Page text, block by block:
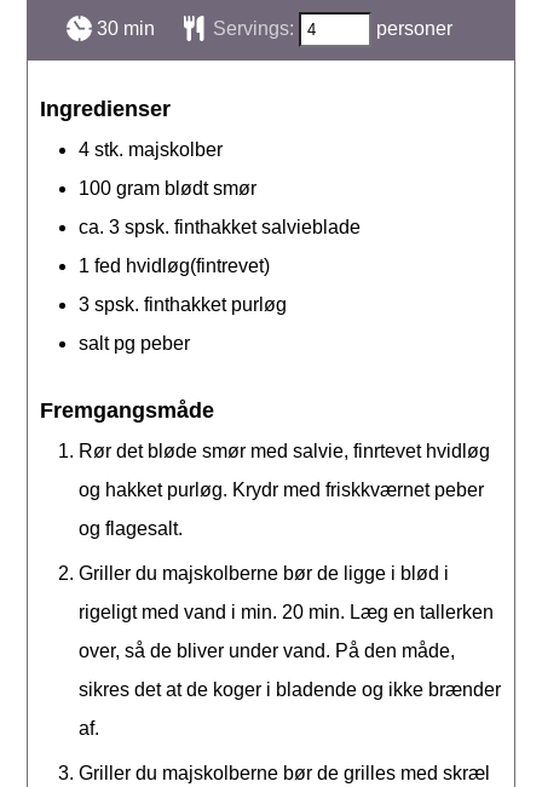
30minutter
min Servings: personer
Ingredienser
4 stk. majskolber
100 gram blødt smør
ca. 3spsk.finthakket salvieblade
1 fed hvidløg(fintrevet)
3 spsk. finthakket purløg
salt pg peber
Fremgangsmåde
Rør det bløde smør med salvie, finrtevet hvidløg
og hakket purløg. Krydr med friskkværnet peber
og flagesalt.
Griller du majskolberne bør de ligge i blød i
rigeligt med vand i min. 20 min. Læg en tallerken
over, så de bliver under vand. På den måde,
sikres det at de koger i bladende og ikke brænder
af.
Griller du majskolberne bør de grilles med skræl